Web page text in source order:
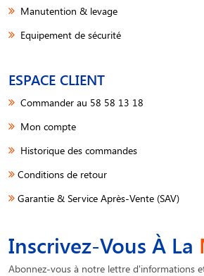
Manutention & levage
Equipement de sécurité
ESPACE CLIENT
Commander au 58 58 13 18
Mon compte
Historique des commandes
Conditions de retour
Garantie & Service Après-Vente (SAV)
Inscrivez-Vous À La
Abonnez-vous à notre lettre d'informations